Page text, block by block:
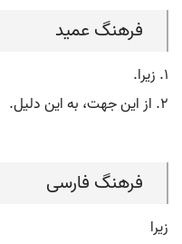
فرهنگ عمید
۱. زیرا.
۲. از این جهت، به این دلیل.
فرهنگ فارسی
زیرا